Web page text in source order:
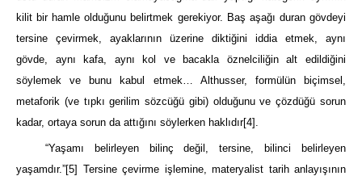
kilit bir hamle olduğunu belirtmek gerekiyor. Baş aşağı duran gövdeyi
tersine çevirmek, ayaklarının üzerine diktiğini iddia etmek, aynı
gövde, aynı kafa, aynı kol ve bacakla öznelciliğin alt edildiğini
söylemek ve bunu kabul etmek… Althusser, formülün biçimsel,
metaforik (ve tıpkı gerilim sözcüğü gibi) olduğunu ve çözdüğü sorun
kadar, ortaya sorun da attığını söylerken haklıdır[4] .
“Yaşamı belirleyen bilinç değil, tersine, bilinci belirleyen
yaşamdır.”[5] Tersine çevirme işlemine, materyalist tarih anlayışının